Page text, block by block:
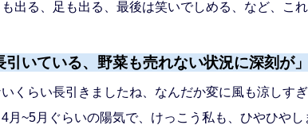
出る、足も出る、最後は笑いでしめる、など、こ
引いている、野菜も売れない状況に深刻が」
くらい長引きましたね、なんだか変に風も涼しす
月~5月ぐらいの陽気で、けっこう私も、ひやひや